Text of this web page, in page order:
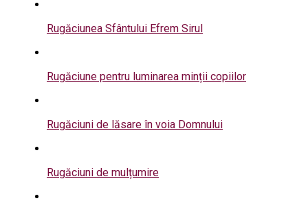
Rugăciunea Sfântului Efrem Sirul
Rugăciune pentru luminarea minții copiilor
Rugăciuni de lăsare în voia Domnului
Rugăciuni de mulțumire